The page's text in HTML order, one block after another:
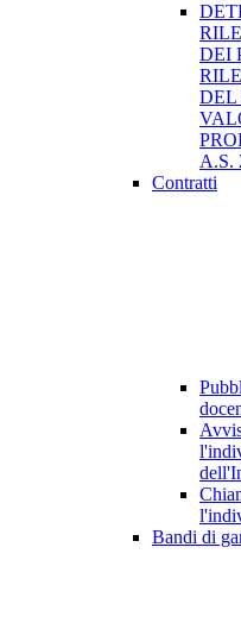
DEI
DEL
A.S.
Contratti
Bandi di